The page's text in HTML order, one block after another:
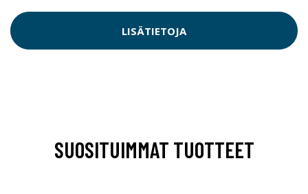
LISÄTIETOJA
SUOSITUIMMAT TUOTTEET